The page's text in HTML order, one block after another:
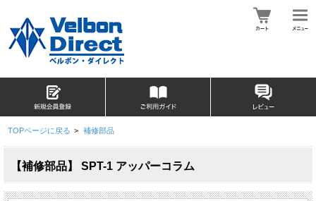
TOPページに戻る > 補修部品
【補修部品】 SPT-1 アッパーコラム